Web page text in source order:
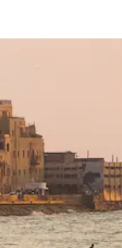
ou en appuyant et en